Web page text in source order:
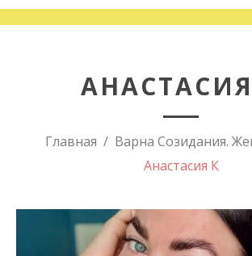
Главная
Варна Созидания.
Анастасия К